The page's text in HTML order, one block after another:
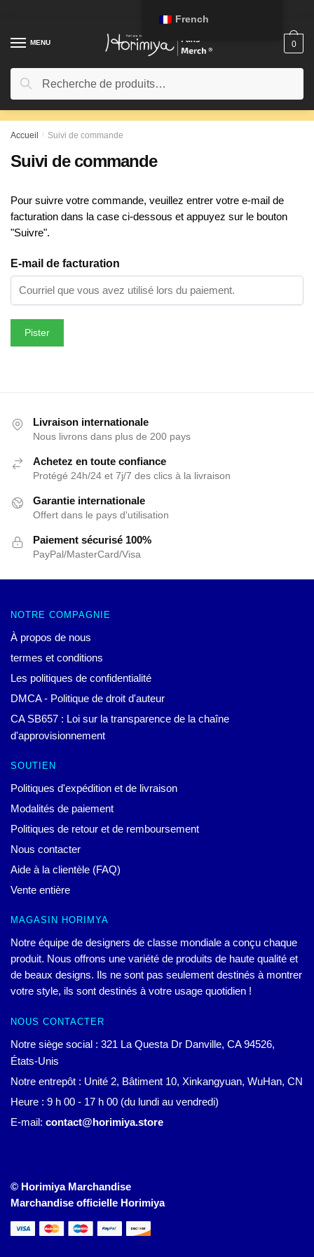
contenuMENU
Rechercher:
Recherche
0
Accueil / Suivi de commande
Suivi de commande
Pour suivre votre commande, veuillez entrer votre e-mail de
facturation dans la case ci-dessous et appuyez sur le bouton
"Suivre".
E-mail de facturation
Pister
Livraison internationale
Nous livrons dans plus de 200 pays
Achetez en toute confiance
Protégé 24h/24 et 7j/7 des clics à la livraison
Garantie internationale
Offert dans le pays d'utilisation
Paiement sécurisé 100%
PayPal/MasterCard/Visa
NOTRE COMPAGNIE
À propos de nous
termes et conditions
Les politiques de confidentialité
DMCA - Politique de droit d'auteur
CA SB657 : Loi sur la transparence de la chaîne
d'approvisionnement
SOUTIEN
Politiques d'expédition et de livraison
Modalités de paiement
Politiques de retour et de remboursement
Nous contacter
Aide à la clientèle (FAQ)
Vente entière
MAGASIN HORIMYA
Notre équipe de designers de classe mondiale a conçu chaque
produit. Nous offrons une variété de produits de haute qualité et
de beaux designs. Ils ne sont pas seulement destinés à montrer
votre style, ils sont destinés à votre usage quotidien !
NOUS CONTACTER
Notre siège social : 321 La Questa Dr Danville, CA 94526,
États-Unis
Notre entrepôt : Unité 2, Bâtiment 10, Xinkangyuan, WuHan, CN
Heure : 9 h 00 - 17 h 00 (du lundi au vendredi)
E-mail: contact@horimiya.store
© Horimiya Marchandise
Marchandise officielle Horimiya
French